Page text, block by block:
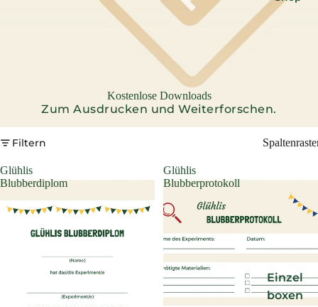
Einzel
boxen
Kostenlose Downloads
Zum Ausdrucken und Weiterforschen.
Filtern
Glühlis
Blubberdiplom
Glühlis
Blubberprotokoll